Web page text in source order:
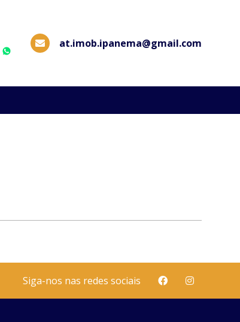
WhatsApp
at.imob.ipanema@gmail.com
Siga-nos nas redes sociais